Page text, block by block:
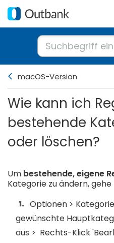
macOS-Version
Wie kann ich
bestehende
oder löschen?
Um bestehende,eigene
Kategorie zu ändern,
Optionen >
gewünschte
aus > Rechts-Klick